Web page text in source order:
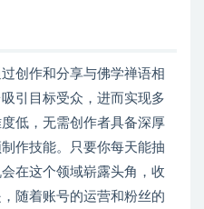
创作和分享与佛学禅语相
引目标受众，进而实现多
低，无需创作者具备深厚
作技能。只要你每天能抽
在这个领域崭露头角，收
随着账号的运营和粉丝的